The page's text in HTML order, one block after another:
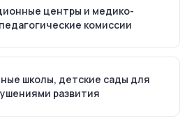
центры и медико-
комиссии
школы, детские сады для
развития